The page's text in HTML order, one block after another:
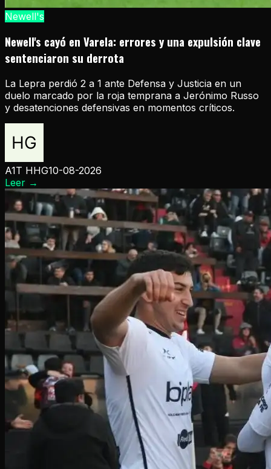
Newell's
Newell's cayó en Varela: errores y una expulsión clave
sentenciaron su derrota
La Lepra perdió 2 a 1 ante Defensa y Justicia en un
duelo marcado por la roja temprana a Jerónimo Russo
y desatenciones defensivas en momentos críticos.
A1T HHG10-08-2026
Leer →